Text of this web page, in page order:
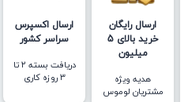
ارسال رایگان
خرید بالای 5
میلیون
هدیه ویژه
مشتریان لوموس
ارسال اکسپرس
سراسر کشور
دریافت بسته ۲ تا
۳ روزه کاری